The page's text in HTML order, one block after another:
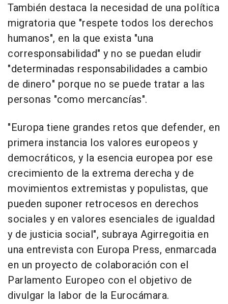
También destaca la necesidad de una política
migratoria que "respete todos los derechos
humanos", en la que exista "una
corresponsabilidad" y no se puedan eludir
"determinadas responsabilidades a cambio
de dinero" porque no se puede tratar a las
personas "como mercancías".
"Europa tiene grandes retos que defender, en
primera instancia los valores europeos y
democráticos, y la esencia europea por ese
crecimiento de la extrema derecha y de
movimientos extremistas y populistas, que
pueden suponer retrocesos en derechos
sociales y en valores esenciales de igualdad
y de justicia social", subraya Agirregoitia en
una entrevista con Europa Press, enmarcada
en un proyecto de colaboración con el
Parlamento Europeo con el objetivo de
divulgar la labor de la Eurocámara.